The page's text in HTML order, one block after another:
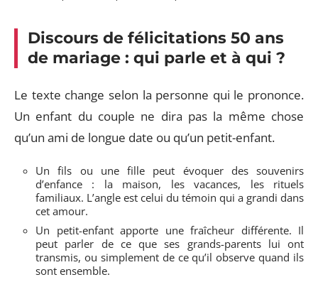
Discours de félicitations 50 ans
de mariage : qui parle et à qui ?
Le texte change selon la personne qui le prononce.
Un enfant du couple ne dira pas la même chose
qu’un ami de longue date ou qu’un petit-enfant.
Un fils ou une fille peut évoquer des souvenirs
d’enfance : la maison, les vacances, les rituels
familiaux. L’angle est celui du témoin qui a grandi dans
cet amour.
Un petit-enfant apporte une fraîcheur différente. Il
peut parler de ce que ses grands-parents lui ont
transmis, ou simplement de ce qu’il observe quand ils
sont ensemble.